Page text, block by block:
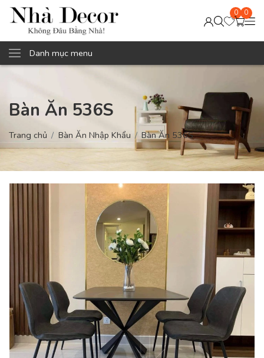
0 0
Danh mục menu
Bàn Ăn 536S
Trang chủ Bàn Ăn Nhập Khẩu Bàn Ăn 536S